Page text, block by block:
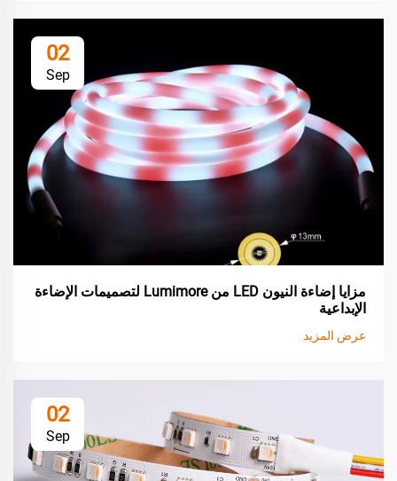
02
Sep
مزايا إضاءة النيون LED من Lumimore لتصميمات الإضاءة
الإبداعية
عرض المزيد
02
Sep